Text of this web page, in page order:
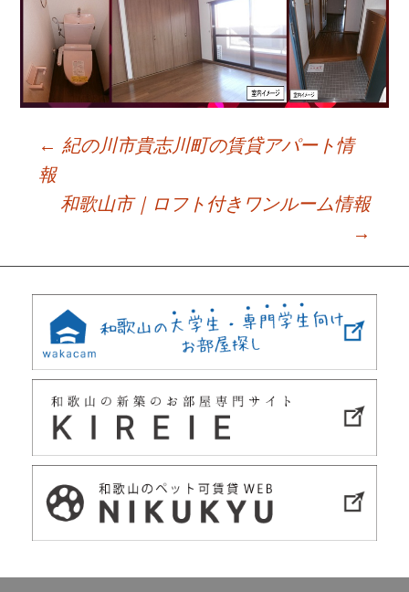
Post
← 紀の川市貴志川町の賃貸アパート情
報
和歌山市｜ロフト付きワンルーム情報
→